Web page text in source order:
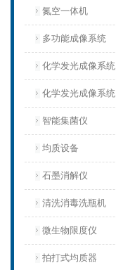
氮空一体机
多功能成像系统
化学发光成像系统
化学发光成像系统
智能集菌仪
均质设备‌
石墨消解仪
清洗消毒洗瓶机
微生物限度仪
拍打式均质器